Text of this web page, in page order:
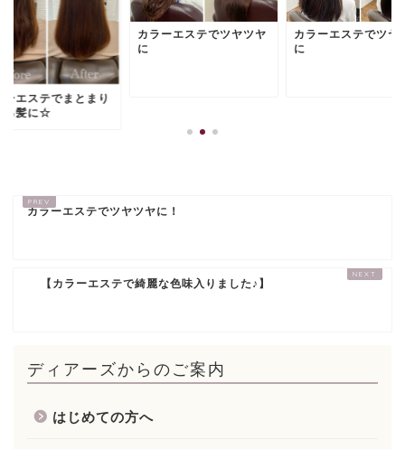
ーエステでまとまり
る髪に☆
カラーエステでツヤツヤ
に
カラーエステでツヤ
に
カラーエステでツヤツヤに！
【カラーエステで綺麗な色味入りました♪】
ディアーズからのご案内
はじめての方へ